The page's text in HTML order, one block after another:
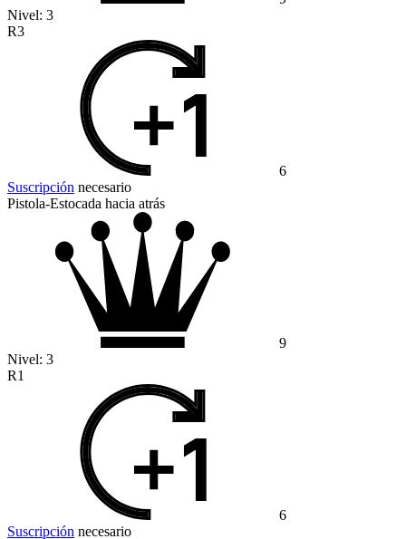
Nivel: 3
R3
6
Suscripción necesario
Pistola-Estocada hacia atrás
9
Nivel: 3
R1
6
Suscripción necesario